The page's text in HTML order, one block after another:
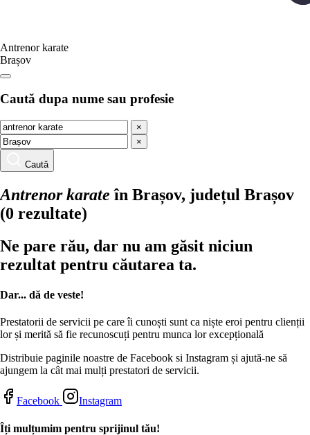
Antrenor karate
Brașov
Caută dupa nume sau profesie
×
×
Caută
Antrenor karate în Brașov, județul Brașov
(0 rezultate)
Ne pare rău, dar nu am găsit niciun
rezultat pentru căutarea ta.
Dar... dă de veste!
Prestatorii de servicii pe care îi cunoști sunt ca niște eroi pentru clienții
lor și merită să fie recunoscuți pentru munca lor excepțională
Distribuie paginile noastre de Facebook si Instagram și ajută-ne să
ajungem la cât mai mulți prestatori de servicii.
Facebook Instagram
Îți mulțumim pentru sprijinul tău!